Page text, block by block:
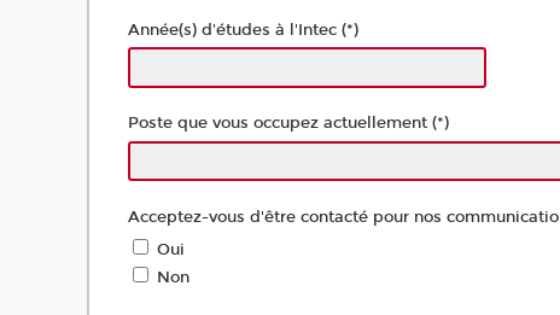
Année(s) d'études à l'Intec (*)
Poste que vous occupez actuellement (*)
Acceptez-vous d'être contacté pour nos
Oui
Non